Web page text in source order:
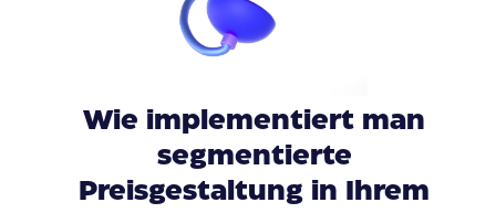
Wie implementiert man
segmentierte
Preisgestaltung in Ihrem